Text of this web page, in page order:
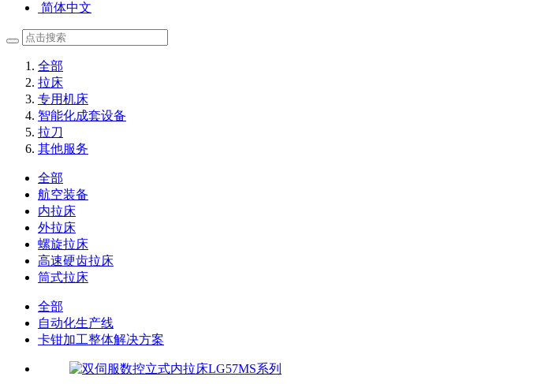
简体中文
全部
拉床
专用机床
智能化成套设备
拉刀
其他服务
全部
航空装备
内拉床
外拉床
螺旋拉床
高速硬齿拉床
筒式拉床
全部
自动化生产线
卡钳加工整体解决方案